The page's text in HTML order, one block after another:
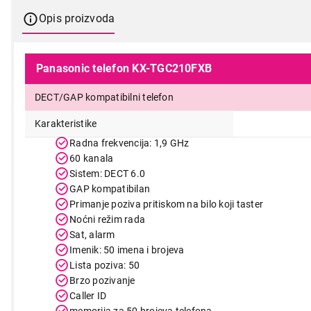
Opis proizvoda
Panasonic telefon KX-TGC210FXB
DECT/GAP kompatibilni telefon
Karakteristike
Radna frekvencija: 1,9 GHz
60 kanala
Sistem: DECT 6.0
GAP kompatibilan
Primanje poziva pritiskom na bilo koji taster
Noćni režim rada
Sat, alarm
Imenik: 50 imena i brojeva
Lista poziva: 50
Brzo pozivanje
Caller ID